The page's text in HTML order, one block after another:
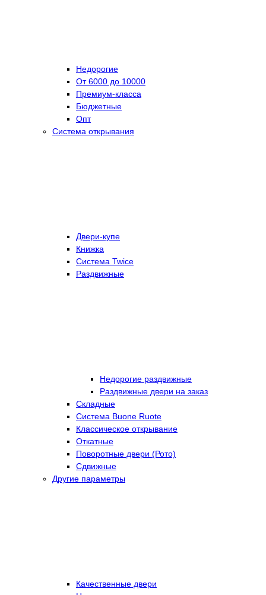
Недорогие
От 6000 до 10000
Премиум-класса
Бюджетные
Опт
Система открывания
Двери-купе
Книжка
Система Twice
Раздвижные
Недорогие раздвижные
Раздвижные двери на заказ
Складные
Cистема Buone Ruote
Классическое открывание
Откатные
Поворотные двери (Рото)
Сдвижные
Другие параметры
Качественные двери